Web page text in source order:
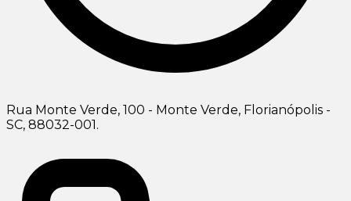
Rua Monte Verde, 100 - Monte Verde, Florianópolis -
SC, 88032-001.